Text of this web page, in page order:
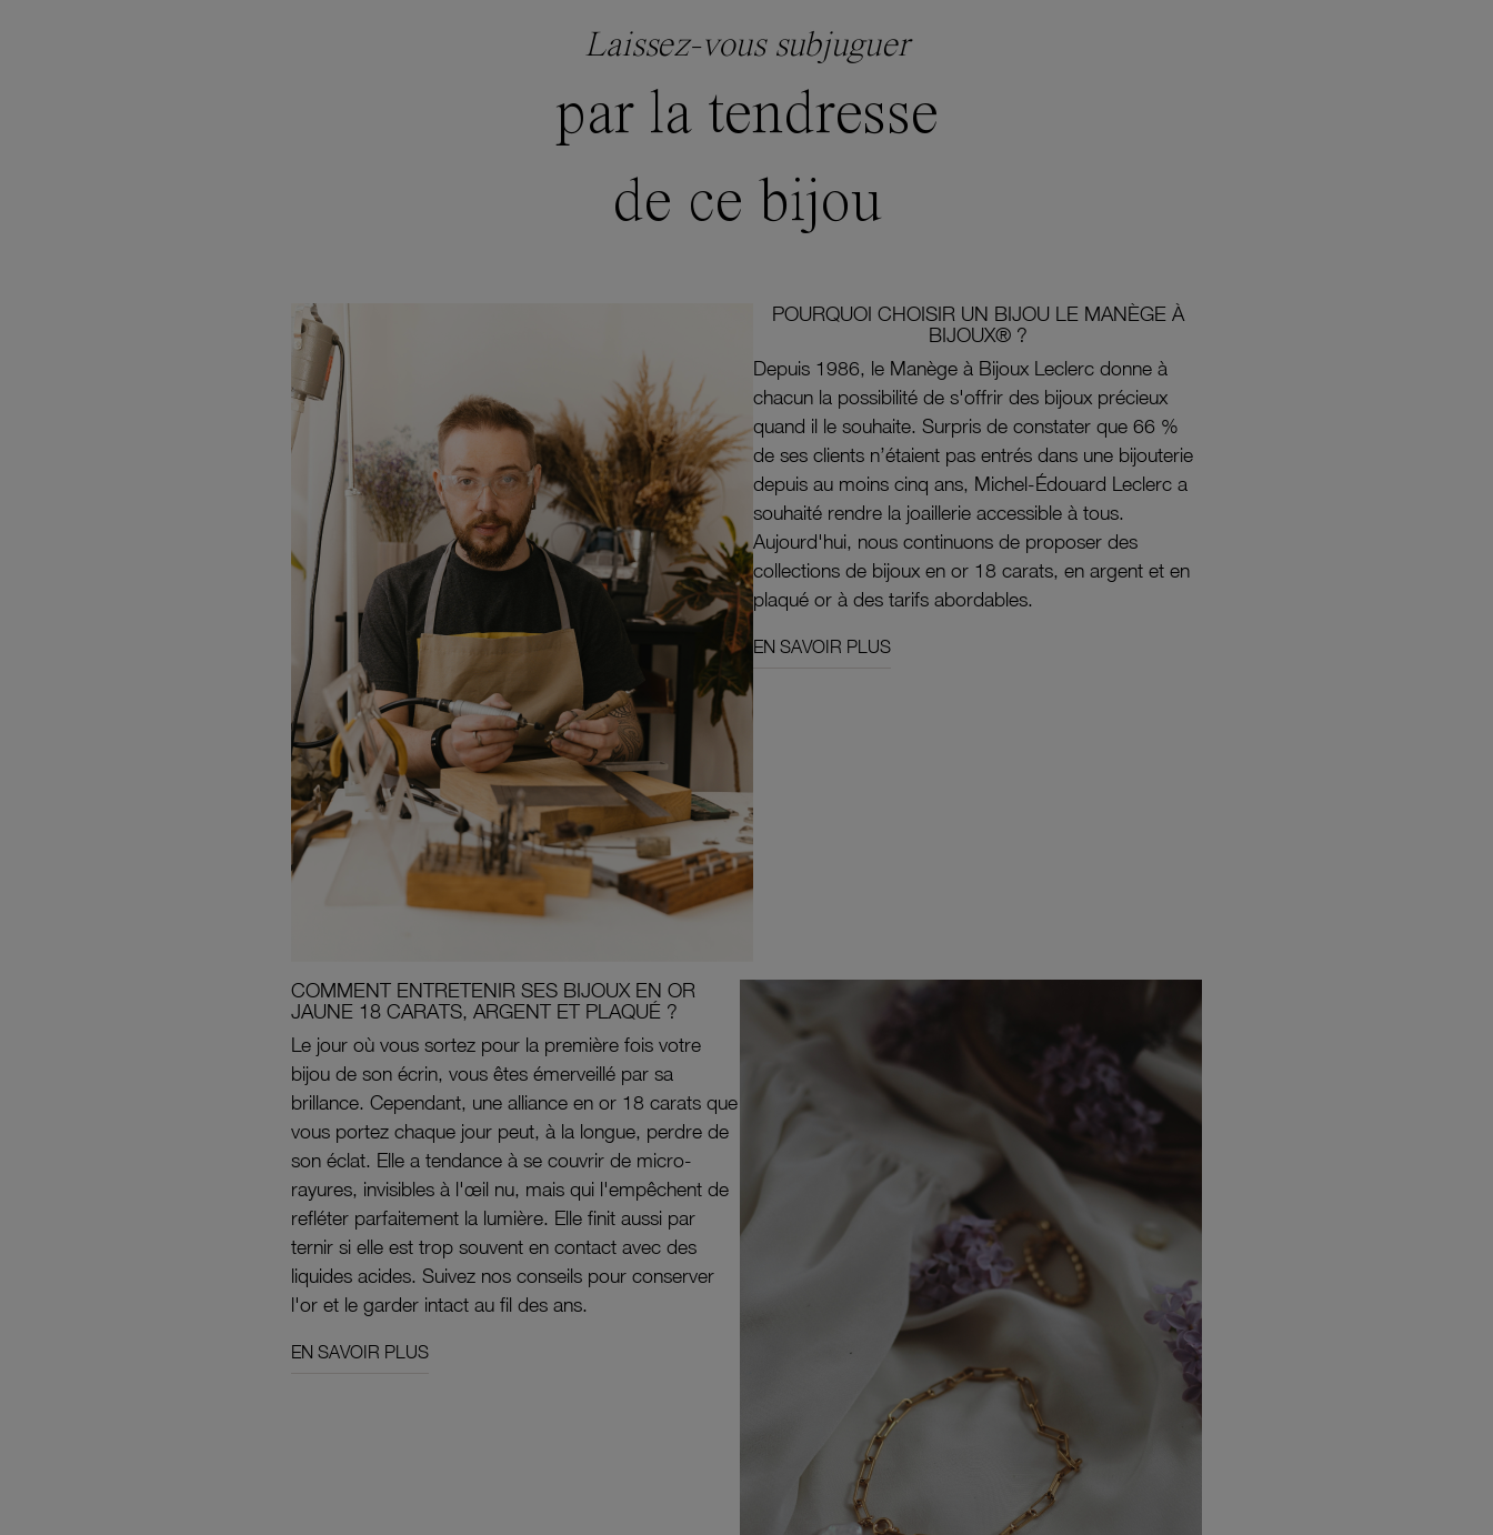
Laissez-vous subjuguer
par la tendresse
de ce bijou
POURQUOI CHOISIR UN BIJOU LE MANÈGE À
BIJOUX® ?
Depuis 1986, le Manège à Bijoux Leclerc donne à
chacun la possibilité de s'offrir des bijoux précieux
quand il le souhaite. Surpris de constater que 66 %
de ses clients n’étaient pas entrés dans une bijouterie
depuis au moins cinq ans, Michel-Édouard Leclerc a
souhaité rendre la joaillerie accessible à tous.
Aujourd'hui, nous continuons de proposer des
collections de bijoux en or 18 carats, en argent et en
plaqué or à des tarifs abordables.
EN SAVOIR PLUS
COMMENT ENTRETENIR SES BIJOUX EN OR
JAUNE 18 CARATS, ARGENT ET PLAQUÉ ?
Le jour où vous sortez pour la première fois votre
bijou de son écrin, vous êtes émerveillé par sa
brillance. Cependant, une alliance en or 18 carats que
vous portez chaque jour peut, à la longue, perdre de
son éclat. Elle a tendance à se couvrir de micro-
rayures, invisibles à l'œil nu, mais qui l'empêchent de
refléter parfaitement la lumière. Elle finit aussi par
ternir si elle est trop souvent en contact avec des
liquides acides. Suivez nos conseils pour conserver
l'or et le garder intact au fil des ans.
EN SAVOIR PLUS